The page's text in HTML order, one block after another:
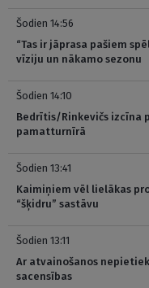
Šodien 14:56
“Tas ir jāprasa pašiem
vīziju un nākamo sezonu
Šodien 14:10
Bedrītis/Rinkevičs izcīna
pamatturnīrā
Šodien 13:41
Kaimiņiem vēl lielākas
“šķidru” sastāvu
Šodien 13:11
Ar atvainošanos nepietiek
sacensības